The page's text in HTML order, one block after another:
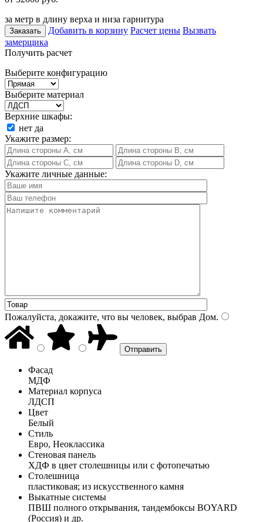
за метр в длину верха и низа гарнитура
Заказать Добавить в корзину Расчет цены Вызвать
замерщика
Получить расчет
Выберите конфигурацию
Выберите материал
Верхние шкафы:
нет да
Укажите размер:
Укажите личные данные:
Пожалуйста, докажите, что вы человек, выбрав Дом.
Фасад
МДФ
Материал корпуса
ЛДСП
Цвет
Белый
Стиль
Евро, Неоклассика
Стеновая панель
ХДФ в цвет столешницы или с фотопечатью
Столешница
пластиковая; из искусственного камня
Выкатные системы
ПВШ полного открывания, тандембоксы BOYARD
(Россия) и др.